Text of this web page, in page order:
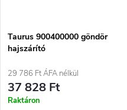
Taurus 900400000 göndör
hajszárító
29 786 Ft ÁFA nélkül
37 828 Ft
Raktáron